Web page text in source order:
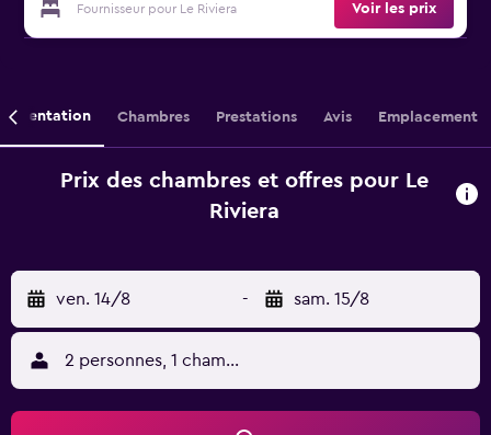
Fournisseur pour Le Riviera Voir les prix
Présentation Chambres Prestations Avis Emplacement
Prix des chambres et offres pour Le
Riviera
ven. 14/8 - sam. 15/8
2 personnes, 1 chambre